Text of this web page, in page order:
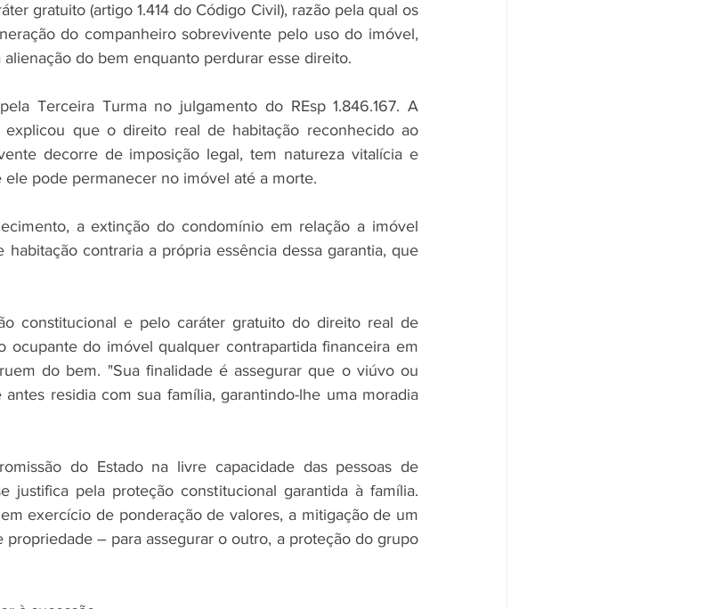
gratuito (artigo 1.414 do Código Civil), razão pela qual os
do companheiro sobrevivente pelo uso do imóvel,
do bem enquanto perdurar esse direito.
Terceira Turma no julgamento do REsp 1.846.167. A
explicou que o direito real de habitação reconhecido ao
decorre de imposição legal, tem natureza vitalícia e
pode permanecer no imóvel até a morte.
a extinção do condomínio em relação a imóvel
contraria a própria essência dessa garantia, que
constitucional e pelo caráter gratuito do direito real de
ocupante do imóvel qualquer contrapartida financeira em
do bem. "Sua finalidade é assegurar que o viúvo ou
residia com sua família, garantindo-lhe uma moradia
do Estado na livre capacidade das pessoas de
justifica pela proteção constitucional garantida à família.
exercício de ponderação de valores, a mitigação de um
– para assegurar o outro, a proteção do grupo